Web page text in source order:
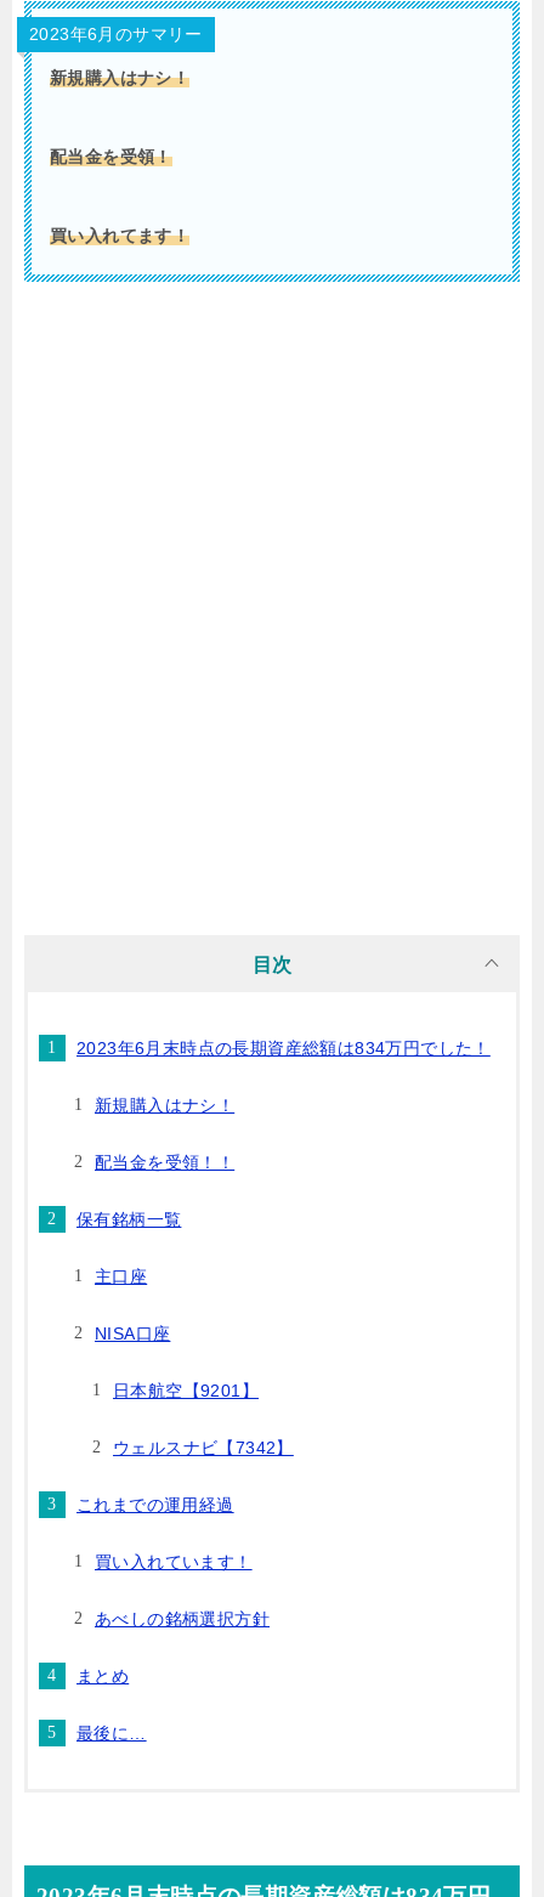
2023年6月のサマリー
新規購入はナシ！
配当金を受領！
買い入れてます！
目次
2023年6月末時点の長期資産総額は834万円でした！
新規購入はナシ！
配当金を受領！！
保有銘柄一覧
主口座
NISA口座
日本航空【9201】
ウェルスナビ【7342】
これまでの運用経過
買い入れています！
あべしの銘柄選択方針
まとめ
最後に…